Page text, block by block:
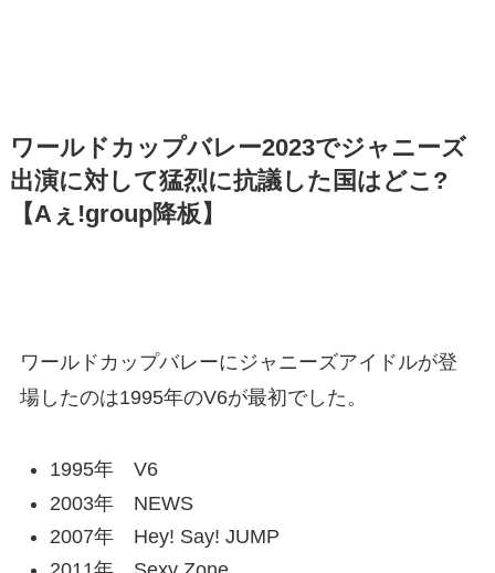
ワールドカップバレー2023でジャニーズ
出演に対して猛烈に抗議した国はどこ?
【Aぇ!group降板】
ワールドカップバレーにジャニーズアイドルが登
場したのは1995年のV6が最初でした。
1995年 V6
2003年 NEWS
2007年 Hey! Say! JUMP